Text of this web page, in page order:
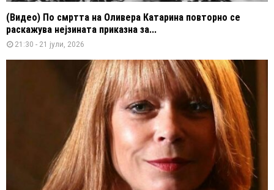
(Видео) По смртта на Оливера Катарина повторно се
раскажува нејзината приказна за...
21:30 - 21 јули, 2026